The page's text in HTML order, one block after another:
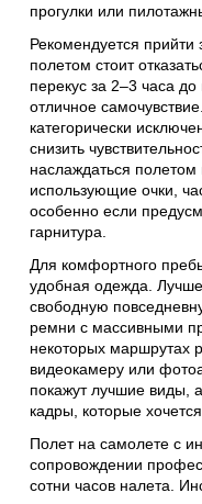
прогулки или
Рекомендуется
полетом стоит
перекус за 2–3 часа
отличное
категорически
снизить
наслаждаться
использующие очки,
особенно если
гарнитура.
Для комфортного
удобная одежда.
свободную
ремни с массивными
некоторых маршрутах
видеокамеру или
покажут лучшие виды,
кадры, которые
Полет на самолете с
сопровождении
сотни часов налета.